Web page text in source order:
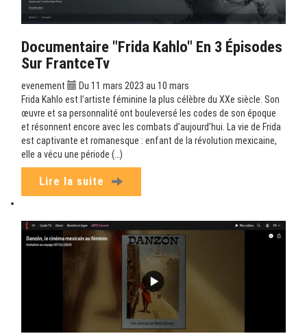
Documentaire "Frida Kahlo" En 3 Épisodes
Sur FrantceTv
evenement
Du 11 mars 2023 au 10 mars
Frida Kahlo est l’artiste féminine la plus célèbre du XXe siècle. Son
œuvre et sa personnalité ont bouleversé les codes de son époque
et résonnent encore avec les combats d’aujourd’hui. La vie de Frida
est captivante et romanesque : enfant de la révolution mexicaine,
elle a vécu une période (…)
Lire la suite